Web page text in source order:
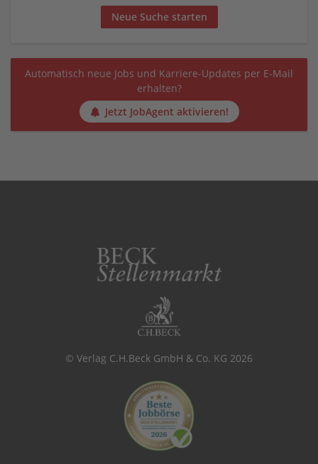
Neue Suche starten
Automatisch neue Jobs und Karriere-Updates per E-Mail
erhalten?
Jetzt JobAgent aktivieren!
© Verlag C.H.Beck GmbH & Co. KG 2026